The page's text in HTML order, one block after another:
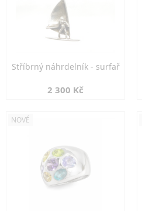
Stříbrný náhrdelník - surfař
2 300 Kč
NOVÉ